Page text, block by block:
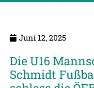
Juni 12, 2025
Die U16
Schmidt